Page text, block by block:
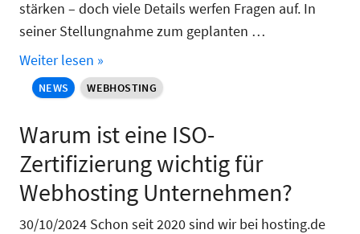
stärken – doch viele Details werfen Fragen auf. In
seiner Stellungnahme zum geplanten …
Weiter lesen »
NEWS WEBHOSTING
Warum ist eine ISO-
Zertifizierung wichtig für
Webhosting Unternehmen?
30/10/2024 Schon seit 2020 sind wir bei hosting.de